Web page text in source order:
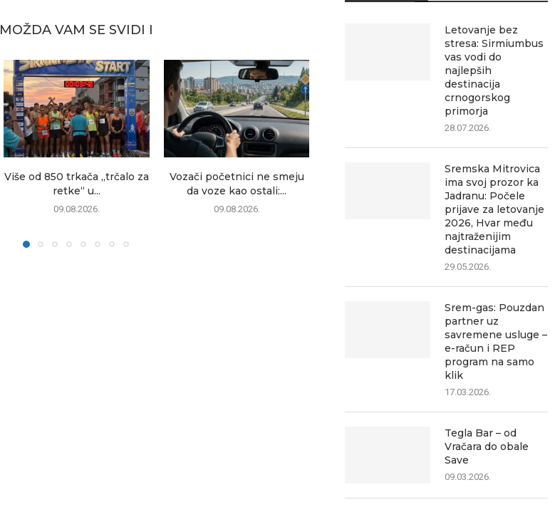
MOŽDA VAM SE SVIDI I
Više od 850 trkača „trčalo za
retke“ u...
09.08.2026.
Vozači početnici ne smeju
da voze kao ostali:...
09.08.2026.
Jednokratna pomoć: Koliko
možete da dobijete, da li...
Na
čekanje
Letovanje bez
stresa: Sirmiumbus
vas vodi do
najlepših
destinacija
crnogorskog
primorja
28.07.2026.
Sremska Mitrovica
ima svoj prozor ka
Jadranu: Počele
prijave za letovanje
2026, Hvar među
najtraženijim
destinacijama
29.05.2026.
Srem-gas: Pouzdan
partner uz
savremene usluge –
e-račun i REP
program na samo
klik
17.03.2026.
Tegla Bar – od
Vračara do obale
Save
09.03.2026.